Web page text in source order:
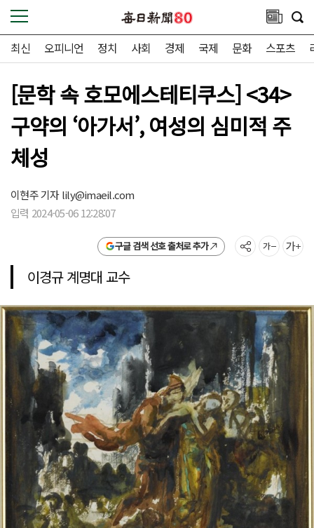
최신 오피니언 정치 사회 경제 국제 문화 스포츠
[문학 속 호모에스테티쿠스] <34>
구약의 ‘아가서’, 여성의 심미적 주
체성
이현주 기자lily@imaeil.com
입력 2024-05-06 12:28:07
구글 검색 선호 출처로 추가
이경규 계명대 교수